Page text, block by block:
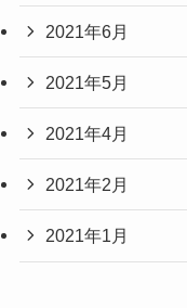
2021年6月
2021年5月
2021年4月
2021年2月
2021年1月